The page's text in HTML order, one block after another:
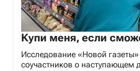
Купи меня, если
Исследование «Новой
соучастников о наступающем